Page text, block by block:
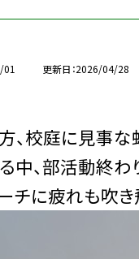
更新日 2026/04/28
、校庭に見事な
中、部活動終わ
チに疲れも吹き